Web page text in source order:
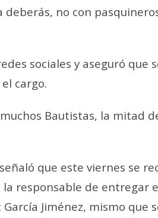
no con
sociales y aseguró que
cargo.
Bautistas, la mitad
que este viernes se
responsable de entregar
Jiménez, mismo que